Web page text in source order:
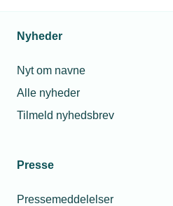
Nyheder
Nyt om navne
Alle nyheder
Tilmeld nyhedsbrev
Presse
Pressemeddelelser
14. okt. 2019
nyt finanslovsforslag